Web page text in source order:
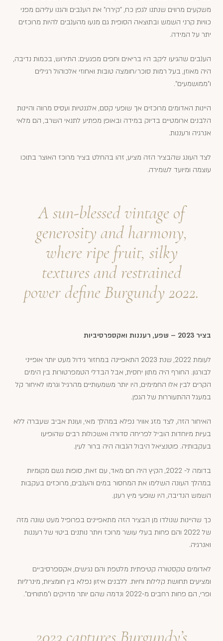
משקעים מרווים שנתנו לגפן כח, "קיררו" את הענבים והגנו עליהם מפני
כוויות קרני השמש ובתוצאה הסופית גם מנעו מהענבים להיות מרוכזים
יתר על המידה.
הענבים שהגיעו ליקב היו בריאים וחפים מפגעים; התירוש, בכמות נדיבה,
היה מאוזן, בעל רמות סוכר/חומצה טובות ואחוזי אלכוהול רגילים
ו"ממושמעים".
היינות האדומים מרוכזים אך שופעי קסם, אלגנטיות ועסיס מרווה והיינות
הלבנים ארומטיים בדיוק במידה ובאופן מפתיע לתנאי השרב, הם מלאי
אנרגיה ורעננות.
לצד העונג שהבציר הזה מציע, זהו בהחלט בציר מרוכז האוצר בתוכו
עוצמה ומיועד לשמירה.
A sun-blessed vintage of
generosity and harmony,
where ripe fruit, silky
textures and restrained
power define Burgundy 2022.
בציר 2023 – שפע, רעננות ואקספרסיביות
לעומת 2022, שנת 2023 התאפיינה במחזור גידול מעט יותר אופייני
לבורגון. החורף היה מתון יחסית, אבל הבדלי הטמפרטורות בין הימים
הקרים לבין אלו החמימים, היו יותר משמעותיים מהרגיל וגרמו לאיחור קל
במעגל ההתעוררות של הגפן.
האיחור הזה, לצד מזג אוויר נפלא במהלך מאי, ועונת אביב שעברה ללא
בעיות מיוחדות הוביל לפריחה סדורה ואשכולות רבים שהופיעו
בעקבותיה. פוטנציאל היבול הגבוה היה ברור לעין.
בדומה ל- 2022, הקיץ היה חם מאד, עם זאת, סופות גשם מקומיות
במהלך העונה השלימו את המחסור במים והענבים, מרוכזים בעקבות
השמש הנדיבה, היו שופעי מיץ רענן.
כך שהיינות שנולדו מן הבציר הזה מתאפיינים בפרופיל מעט שונה מזה
של 2022 והם פחות בעלי עושר מרוכז ויותר נותנים ביטוי של רעננות
ואנרגיה.
לאדומים טקסטורה קטיפתית מלטפת והם נגישים, אקספרסיביים
ומציעים תחושת קלילות וחיוּת. ללבנים איזון נפלא בין חומציות, מינרליות
ופרי, הם פחות רחבים מ-2022 ונדמה שהם יותר מדויקים ו"מתוחים".